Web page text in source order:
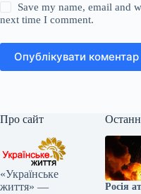
Save my name, email and
next time I comment.
Опублікувати коментар
Про сайт
«Українське
життя» —
Росія